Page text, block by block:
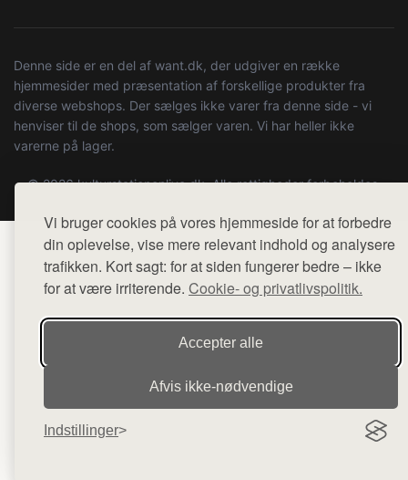
Vi bruger cookies på vores hjemmeside for at forbedre
din oplevelse, vise mere relevant indhold og analysere
trafikken. Kort sagt: for at siden fungerer bedre – ikke
for at være irriterende. Cookie- og privatlivspolitik.
Accepter alle
Afvis ikke‑nødvendige
Indstillinger
Denne side er en del af want.dk, der udgiver en række
hjemmesider med præsentation af forskellige produkter fra
diverse webshops. Der sælges ikke varer fra denne side - vi
henviser til de shops, som sælger varen. Vi har heller ikke
varerne på lager.
© 2026 kulturstationenlive.dk. Alle rettigheder forbeholdes.